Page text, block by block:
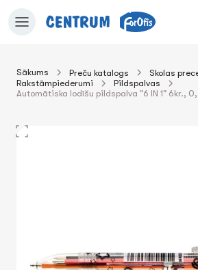
uz grozu
Sākums Preču katalogs
Skolas
Rakstāmpiederumi
Pildspalvas
Automātiska lodīšu pildspalva "6 IN 1" 6kr.,